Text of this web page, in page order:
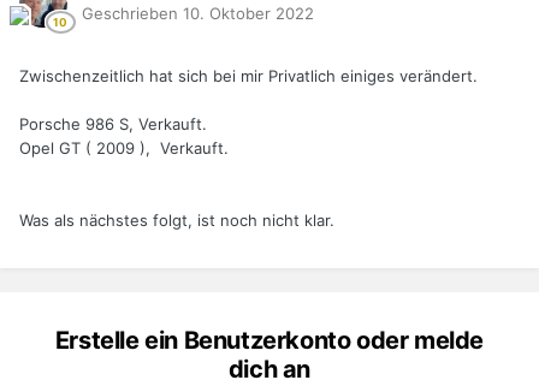
Geschrieben 10. Oktober 2022
Zwischenzeitlich hat sich bei mir Privatlich einiges verändert.
Porsche 986 S, Verkauft.
Opel GT ( 2009 ), Verkauft.
Was als nächstes folgt, ist noch nicht klar.
Erstelle ein Benutzerkonto oder melde
dich an